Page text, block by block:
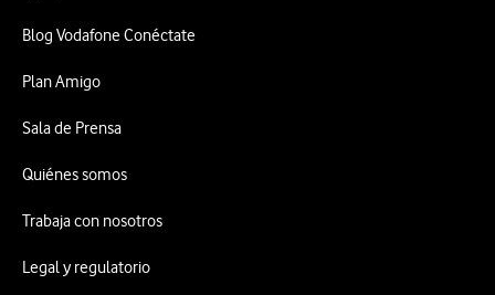
Blog Vodafone Conéctate
Plan Amigo
Sala de Prensa
Quiénes somos
Trabaja con nosotros
Legal y regulatorio